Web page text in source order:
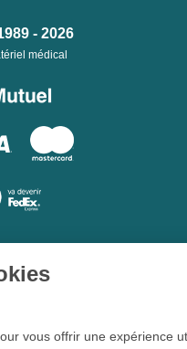
- 2026
médical
de la santé publique et à l’arrêté du
vous offrir une expérience